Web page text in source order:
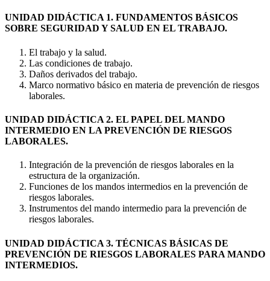
UNIDAD DIDÁCTICA 1. FUNDAMENTOS BÁSICOS
SOBRE SEGURIDAD Y SALUD EN EL TRABAJO.
El trabajo y la salud.
Las condiciones de trabajo.
Daños derivados del trabajo.
Marco normativo básico en materia de prevención de riesgos
laborales.
UNIDAD DIDÁCTICA 2. EL PAPEL DEL MANDO
INTERMEDIO EN LA PREVENCIÓN DE RIESGOS
LABORALES.
Integración de la prevención de riesgos laborales en la
estructura de la organización.
Funciones de los mandos intermedios en la prevención de
riesgos laborales.
Instrumentos del mando intermedio para la prevención de
riesgos laborales.
UNIDAD DIDÁCTICA 3. TÉCNICAS BÁSICAS DE
PREVENCIÓN DE RIESGOS LABORALES PARA MANDO
INTERMEDIOS.